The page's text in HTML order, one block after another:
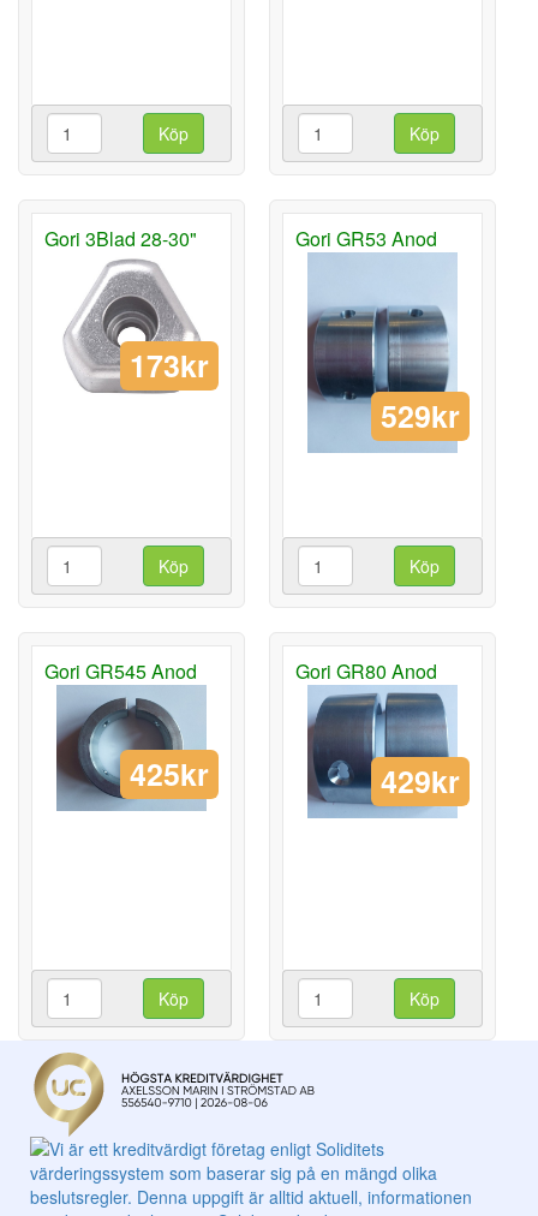
Köp Köp
Gori 3Blad 28-30"
173kr
Köp
Gori GR53 Anod
529kr
Köp
Gori GR545 Anod
425kr
Köp
Gori GR80 Anod
429kr
Köp